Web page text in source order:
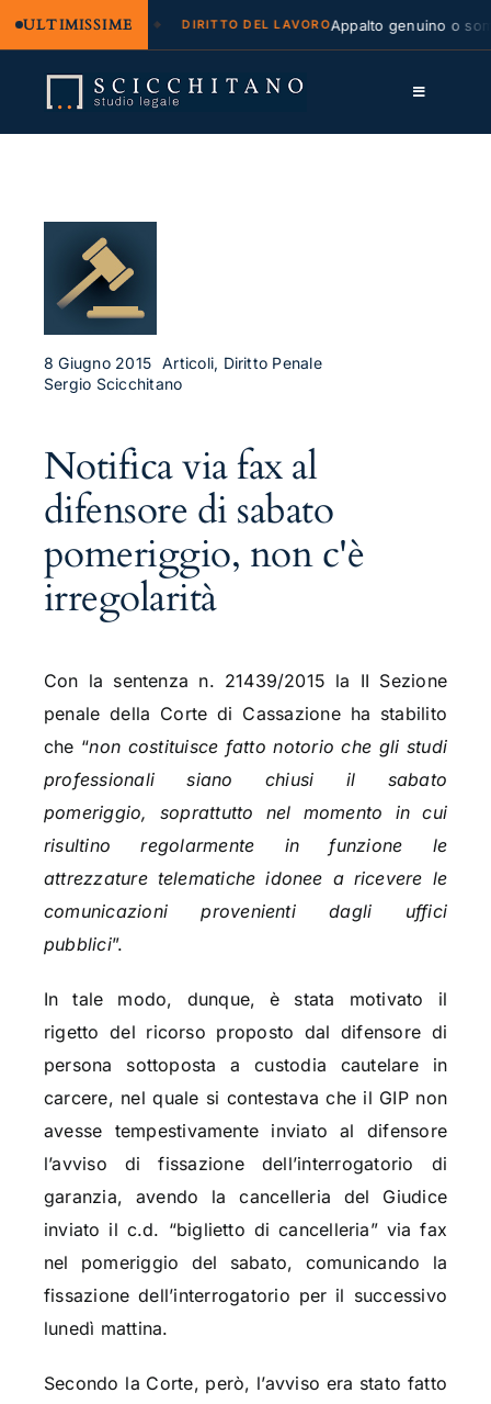
ULTIMISSIME
e regresso DIRITTO DEL LAVOROAppalto genuino o
contenuto
Toggle
Approfondimenti
Contatti
8 Giugno 2015 Articoli, Diritto Penale
Sergio Scicchitano
Notifica via fax al
difensore di sabato
pomeriggio, non c'è
irregolarità
Con la sentenza n. 21439/2015 la II Sezione
penale della Corte di Cassazione ha stabilito
che “non costituisce fatto notorio che gli studi
professionali siano chiusi il sabato
pomeriggio, soprattutto nel momento in cui
risultino regolarmente in funzione le
attrezzature telematiche idonee a ricevere le
comunicazioni provenienti dagli uffici
pubblici”.
In tale modo, dunque, è stata motivato il
rigetto del ricorso proposto dal difensore di
persona sottoposta a custodia cautelare in
carcere, nel quale si contestava che il GIP non
avesse tempestivamente inviato al difensore
l’avviso di fissazione dell’interrogatorio di
garanzia, avendo la cancelleria del Giudice
inviato il c.d. “biglietto di cancelleria” via fax
nel pomeriggio del sabato, comunicando la
fissazione dell’interrogatorio per il successivo
lunedì mattina.
Secondo la Corte, però, l’avviso era stato fatto